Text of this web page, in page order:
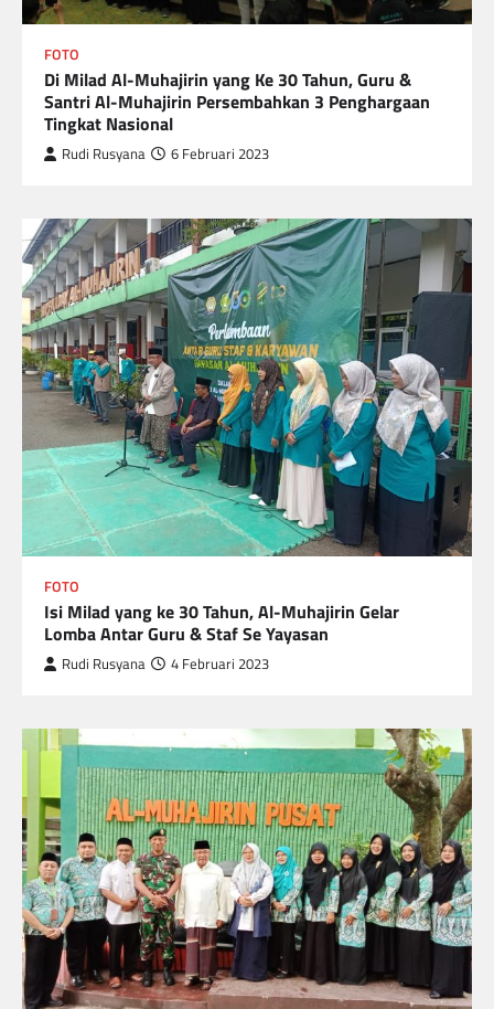
FOTO
Di Milad Al-Muhajirin yang Ke 30 Tahun, Guru &
Santri Al-Muhajirin Persembahkan 3 Penghargaan
Tingkat Nasional
Rudi Rusyana 6 Februari 2023
FOTO
Isi Milad yang ke 30 Tahun, Al-Muhajirin Gelar
Lomba Antar Guru & Staf Se Yayasan
Rudi Rusyana 4 Februari 2023